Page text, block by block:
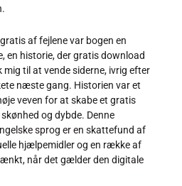
af fejlene var bogen en
en historie, der gratis download
mig til at vende siderne, ivrig efter
næste gang. Historien var et
veven for at skabe et gratis
og dybde. Denne
sprog er en skattefund af
hjælpemidler og en række af
når det gælder den digitale